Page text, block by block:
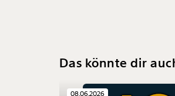
Das könnte dir
08.06.2026